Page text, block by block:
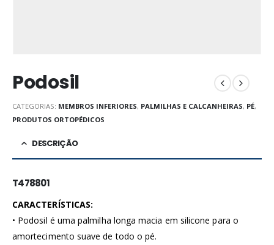
Podosil
CATEGORIAS: MEMBROS INFERIORES, PALMILHAS E CALCANHEIRAS, PÉ,
PRODUTOS ORTOPÉDICOS
DESCRIÇÃO
T478801
CARACTERÍSTICAS:
• Podosil é uma palmilha longa macia em silicone para o
amortecimento suave de todo o pé.